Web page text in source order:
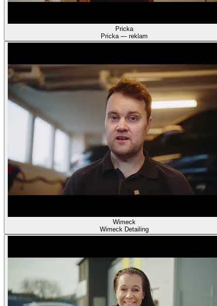
Pricka
Pricka — reklam
Wimeck
Wimeck Detailing